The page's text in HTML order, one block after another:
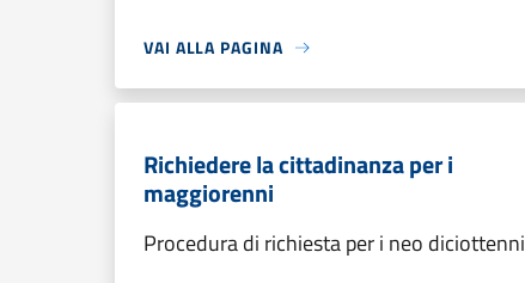
VAI ALLA PAGINA
Richiedere la cittadinanza per i
maggiorenni
Procedura di richiesta per i neo diciottenni